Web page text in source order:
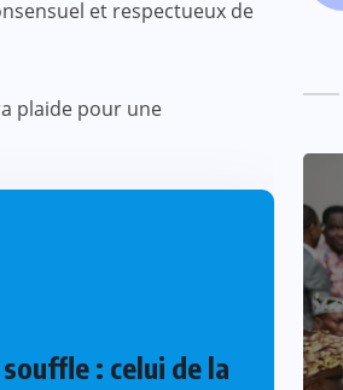
et respectueux de
plaide pour une
: celui de la
ÉDUCATION